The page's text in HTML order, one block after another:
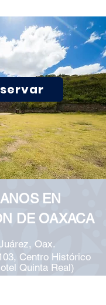
EN
DE OAXACA
Oax.
Quinta Real)
Centro Histórico